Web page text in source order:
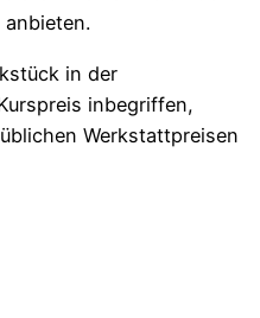
anbieten.
in der
inbegriffen,
Werkstattpreisen